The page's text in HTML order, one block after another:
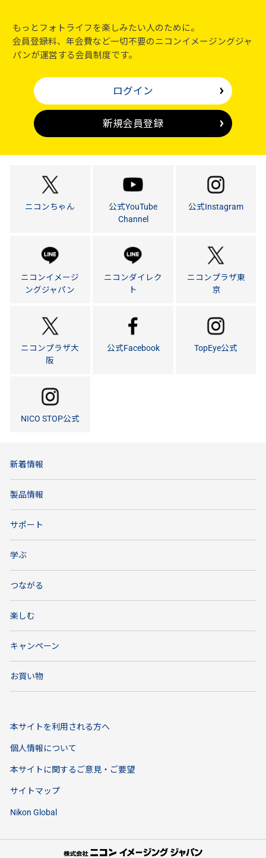
もっとフォトライフを楽しみたい人のために。
会員登録料、年会費など一切不要のニコンイメージングジャ
パンが運営する会員制度です。
ログイン
新規会員登録
ニコンちゃん
公式YouTube
Channel
公式Instagram
ニコンイメージ
ングジャパン
ニコンダイレク
ト
ニコンプラザ東
京
ニコンプラザ大
阪
公式Facebook TopEye公式
NICO STOP公式
新着情報
製品情報
サポート
学ぶ
つながる
楽しむ
キャンペーン
お買い物
本サイトを利用される方へ
個人情報について
本サイトに関するご意見・ご要望
サイトマップ
Nikon Global